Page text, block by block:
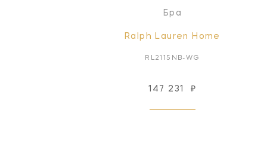
Бра
Ralph Lauren Home
RL2115NB-WG
147 231 ₽